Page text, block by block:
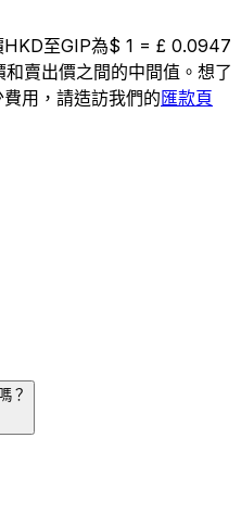
HKD至GIP為$ 1 = £ 0.0947
賣出價之間的中間值。想了
用，請造訪我們的匯款頁
？